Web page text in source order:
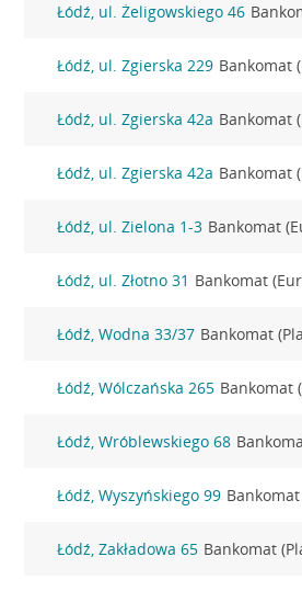
Łódź, ul. Żeligowskiego 46
Łódź, ul. Zgierska 229 Bankomat
Łódź, ul. Zgierska 42a Bankomat
Łódź, ul. Zgierska 42a Bankomat
Łódź, ul. Zielona 1-3 Bankomat
Łódź, ul. Złotno 31 Bankomat
Łódź, Wodna 33/37 Bankomat
Łódź, Wólczańska 265 Bankomat
Łódź, Wróblewskiego 68
Łódź, Wyszyńskiego 99
Łódź, Zakładowa 65 Bankomat